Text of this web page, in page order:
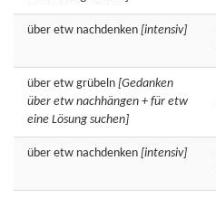
über etw nachdenken [intensiv]
über etw grübeln [Gedanken
über etw nachhängen + für etw
eine Lösung suchen]
über etw nachdenken [intensiv]